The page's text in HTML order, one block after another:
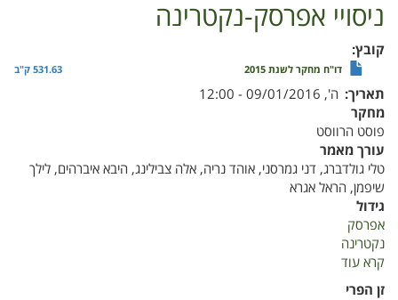
ניסויי אפרסק-נקטרינה
קובץ
דו"ח מחקר לשנת 2015 531.63 ק"ב
תאריך ה', 09/01/2016 - 12:00
מחקר
פוסט הרווסט
עורך מאמר
טלי גולדברג, דני גמרסני, אוהד נריה, אלה צבילינג, היבא איברהים, לילך
שיפמן, הראל אגרא
גידול
אפרסק
נקטרינה
קרא עוד
זן הפרי